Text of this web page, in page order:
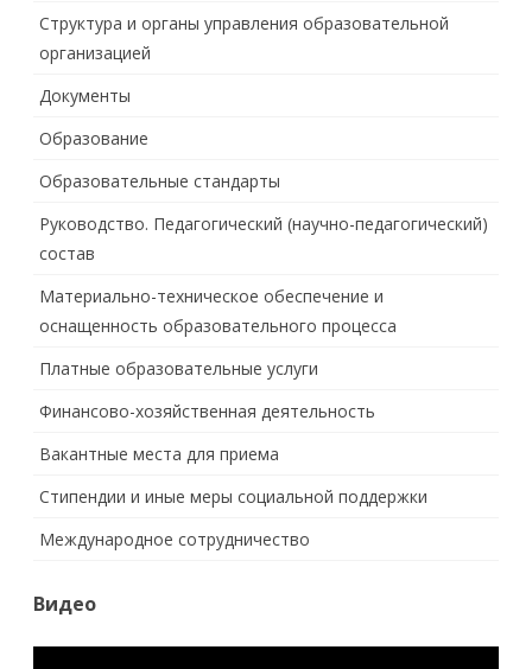
Структура и органы управления образовательной
организацией
Документы
Образование
Образовательные стандарты
Руководство. Педагогический (научно-педагогический)
состав
Материально-техническое обеспечение и
оснащенность образовательного процесса
Платные образовательные услуги
Финансово-хозяйственная деятельность
Вакантные места для приема
Стипендии и иные меры социальной поддержки
Международное сотрудничество
Видео